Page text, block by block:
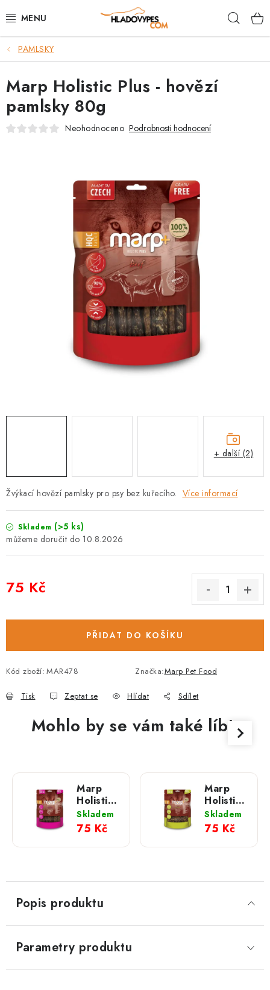
na
POTŘEBY PRO PSY
TAMI PŘEPRAVNÍ BOXY
SPORT SE PSEM
VĚRNOSTNÍ PROGRAM
VÝMĚNA, VRÁCENÍ A REKLAMACE
Výměna, vrácení a reklamace
Obchodní podmínky
Hodnocení obchodu
FAQ
PAMLSKY
Žvýkací hovězí pamlsky pro psy bez kuřecího. Více informací
Skladem (>5 ks)
10.8.2026
75 Kč
PŘIDAT DO KOŠÍKU
Kód zboží: MAR478 Značka:Marp Pet Food
Tisk Zeptat se Hlídat Sdílet
Marp Holistic Plus - hovězí
pamlsky 80g
Neohodnoceno Podrobnosti hodnocení
+ další (2)
Mohlo by se vám také líbit
Marp
Holistic
Plus -
krůtí
pamlsky
80g
Skladem
75 Kč
Marp
Holistic
Plus -
kuřecí
výcvikové
pamlsky
Skladem
75 Kč
Popis produktu
Parametry produktu